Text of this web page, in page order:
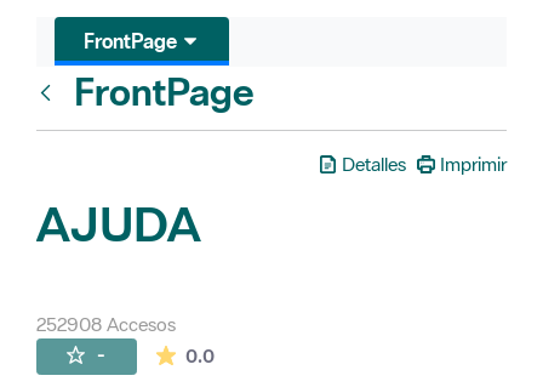
FrontPage
FrontPage
Detalles Imprimir
AJUDA
252908 Accesos
- 0.0La valoración media es de 0 estrellas de